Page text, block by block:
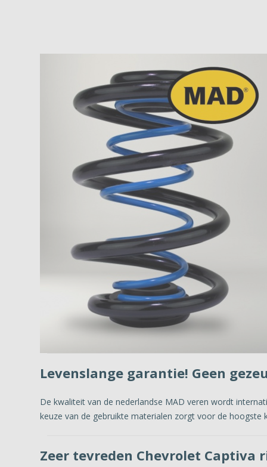
Levenslange garantie! Geen
De kwaliteit van de nederlandse MAD veren wordt
keuze van de gebruikte materialen zorgt voor de hoogste
Zeer tevreden Chevrolet Captiva